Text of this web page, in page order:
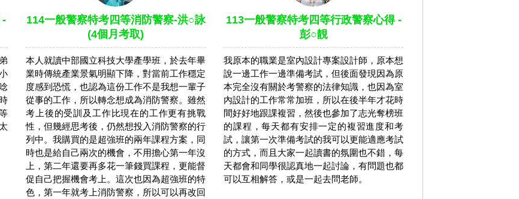
-
114一般警察特考四等消防警察-洪○詠
(4個月考取)
本人就讀中部國立科技大學產學班，於去年畢
業時傳統產業景氣明顯下降，對當前工作穩定
度感到恐慌，也認為這份工作不是我想一輩子
從事的工作，所以轉念想成為消防警察。雖然
考上後的受訓及工作比現在的工作更有挑戰
性，但幾經思考後，仍然想投入消防警察的行
列中。我購買的是超強班的兩年課程方案，同
時也是給自己兩次的機會，不用擔心第一年沒
上，第二年還要再多花一筆錢買課程，更能督
促自己把握機會考上。這次也因為超強班的特
色，第一年就考上消防警察，所以可以再改回
113一般警察特考四等行政警察心得 -
彭○靚
我原本的職業是室內設計專案設計師，原本想
說一邊工作一邊準備考試，但後面發現因為原
本完全沒有關於考警察的法律知識，也因為室
內設計的工作常常加班，所以在後半年才花時
間好好地跟課複習，然後也參加了志光奪榜班
的課程，每天都有安排一定的複習進度和考
試，讓第一次準備考試的我可以更能適應考試
的方式，而且大家一起讀書的氛圍也不錯，每
天都會和同學很認真地一起討論，有問題也都
可以互相解答，或是一起去問老師。